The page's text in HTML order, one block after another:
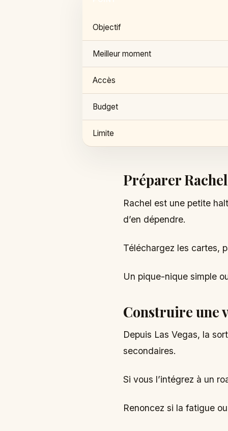
Objectif
Meilleur moment
Accès
Budget
Limite
Préparer
Rachel est une petite
d’en dépendre.
Téléchargez les cartes,
Un pique-nique simple
Construire une
Depuis Las Vegas, la
secondaires.
Si vous l’intégrez à un
Renoncez si la fatigue